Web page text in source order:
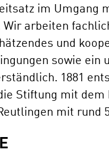
im Umgang
arbeiten
und
sowie ein
1881
Stiftung mit
mit rund